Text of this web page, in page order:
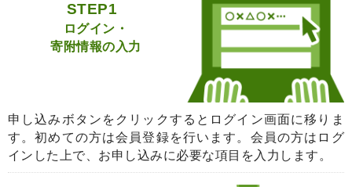
STEP1
ログイン・
寄附情報の入力
申し込みボタンをクリックするとログイン画面に移りま
す。初めての方は会員登録を行います。会員の方はログ
インした上で、お申し込みに必要な項目を入力します。